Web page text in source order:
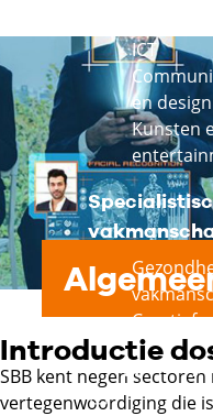
ICT
en design
Kunsten
Creatief
Zorg, welzijn
Externe link
Introductie
SBB kent negen
vertegenwoordiging die